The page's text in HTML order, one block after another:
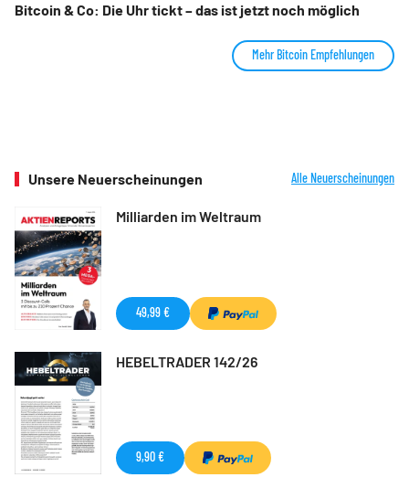
Bitcoin & Co: Die Uhr tickt – das ist jetzt noch möglich
Mehr Bitcoin Empfehlungen
Unsere Neuerscheinungen Alle Neuerscheinungen
Milliarden im Weltraum
49,99 €
HEBELTRADER 142/26
9,90 €